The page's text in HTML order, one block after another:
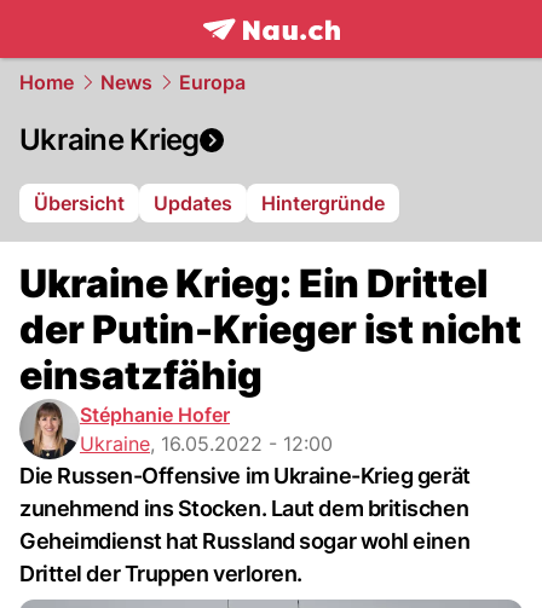
frontpage.NAU.ch
Home News Europa
Ukraine Krieg
Übersicht Updates Hintergründe
Ukraine Krieg: Ein Drittel
der Putin-Krieger ist nicht
einsatzfähig
Stéphanie Hofer
Ukraine, 16.05.2022 - 12:00
Die Russen-Offensive im Ukraine-Krieg gerät
zunehmend ins Stocken. Laut dem britischen
Geheimdienst hat Russland sogar wohl einen
Drittel der Truppen verloren.